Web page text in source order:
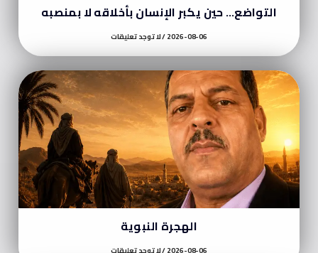
التواضع… حين يكبر الإنسان بأخلاقه لا بمنصبه
2026-08-06 لا توجد تعليقات
الهجرة النبوية